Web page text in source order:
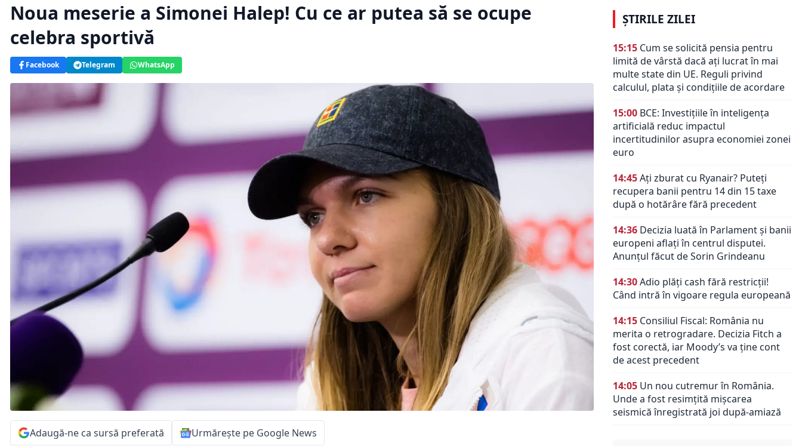
Noua meserie a Simonei Halep! Cu ce ar putea să se ocupe
celebra sportivă
Facebook Telegram WhatsApp
Adaugă-ne ca sursă preferată Urmărește pe Google News
ȘTIRILE ZILEI
15:15 Cum se solicită pensia pentru
limită de vârstă dacă ați lucrat în mai
multe state din UE. Reguli privind
calculul, plata și condițiile de acordare
15:00 BCE: Investițiile în inteligența
artificială reduc impactul
incertitudinilor asupra economiei zonei
euro
14:45Ați zburat cu Ryanair? Puteți
recupera banii pentru 14 din 15 taxe
după o hotărâre fără precedent
14:36 Decizia luată în Parlament și banii
europeni aflați în centrul disputei.
Anunțul făcut de Sorin Grindeanu
14:30Adio plăți cash fără restricții!
Când intră în vigoare regula europeană
14:15 Consiliul Fiscal: România nu
merita o retrogradare. Decizia Fitch a
fost corectă, iar Moody’s va ține cont
de acest precedent
14:05 Un nou cutremur în România.
Unde a fost resimțită mișcarea
seismică înregistrată joi după-amiază